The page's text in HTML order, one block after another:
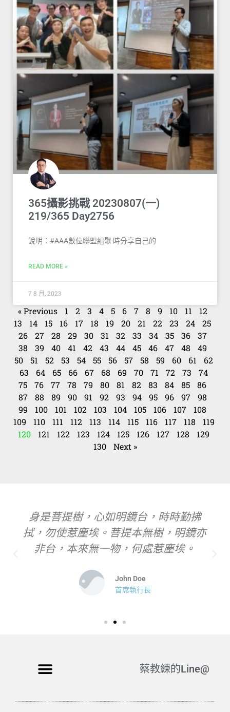
365攝影挑戰 20230807(一)
219/365 Day2756
說明：#AAA數位聯盟組聚 時分享自己的
READ MORE »
7 8 月, 2023
« Previous 1 2 3 4 5 6 7 8 9 10 11
12
13
14 15 16 17 18 19 20 21 22 23 24
25
26
27 28 29 30 31 32 33 34 35 36
37
38
39 40 41 42 43 44 45 46 47 48
49
50
51 52 53 54 55 56 57 58 59 60 61
62
63
64 65 66 67 68 69 70 71 72 73
74
75
76 77 78 79 80 81 82 83 84 85
86
87
88 89 90 91 92 93 94 95 96 97
98
99
100 101 102 103 104 105 106 107
108
109
110 111 112 113 114 115 116 117 118
119
120
121 122 123 124 125 126 127 128
129
130
Next »
身是菩提樹，心如明鏡台，時時勤拂
拭，勿使惹塵埃。菩提本無樹，明鏡亦
非台，本來無一物，何處惹塵埃。
John Doe
首席執行長
蔡教練的Line@